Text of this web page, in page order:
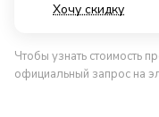
Хочу скидку
Чтобы узнать стоимость
официальный запрос на